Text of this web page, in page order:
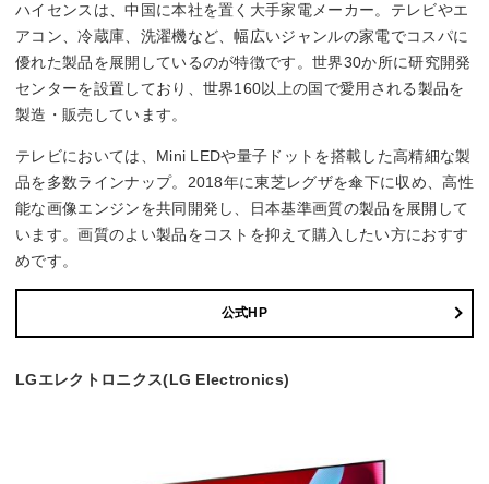
ハイセンスは、中国に本社を置く大手家電メーカー。テレビやエ
アコン、冷蔵庫、洗濯機など、幅広いジャンルの家電でコスパに
優れた製品を展開しているのが特徴です。世界30か所に研究開発
センターを設置しており、世界160以上の国で愛用される製品を
製造・販売しています。
テレビにおいては、Mini LEDや量子ドットを搭載した高精細な製
品を多数ラインナップ。2018年に東芝レグザを傘下に収め、高性
能な画像エンジンを共同開発し、日本基準画質の製品を展開して
います。画質のよい製品をコストを抑えて購入したい方におすす
めです。
公式HP
LGエレクトロニクス(LG Electronics)